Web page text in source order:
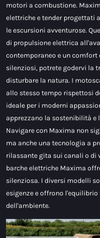
motori a combustione.
elettriche e tender progettati
le escursioni avventurose.
di propulsione elettrica
contemporaneo e un comfort
silenziosi, potrete godervi la
disturbare la natura. I
allo stesso tempo rispettosi
ideale per i moderni
apprezzano la sostenibilità e
Navigare con Maxima non
ma anche una tecnologia a
rilassante gita sui canali o di
barche elettriche Maxima
silenziosa. I diversi modelli
esigenze e offrono
dell'ambiente.